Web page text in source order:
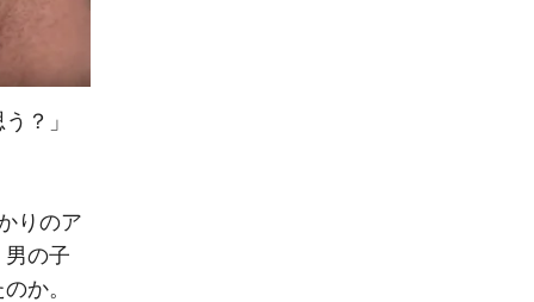
？」
りのア
の子
か。